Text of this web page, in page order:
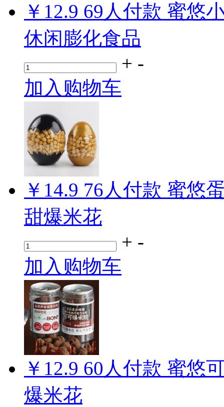
￥12.9 69 人付款 蜜悠
休闲膨化食品
+ -
加入购物车
￥14.9 76人付款 蜜悠
甜爆米花
+ -
加入购物车
￥12.9 60 人付款 蜜悠
爆米花